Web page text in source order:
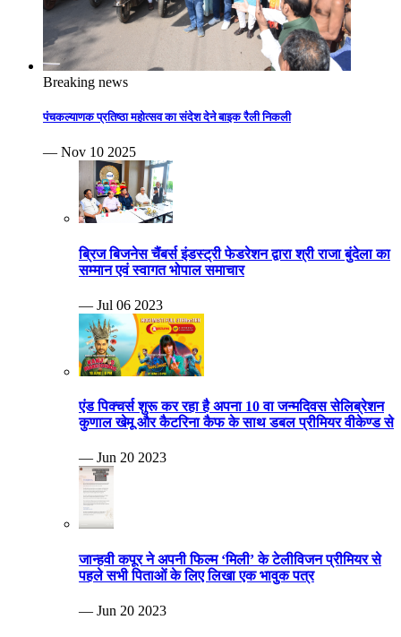
Breaking news
पंचकल्याणक प्रतिष्ठा महोत्सव का संदेश देने बाइक रैली निकली
— Nov 10 2025
ब्रिज बिजनेस चैंबर्स इंडस्ट्री फेडरेशन द्वारा श्री राजा बुंदेला का
सम्मान एवं स्वागत भोपाल समाचार
— Jul 06 2023
एंड पिक्चर्स शुरू कर रहा है अपना 10 वा जन्मदिवस सेलिब्रेशन
कुणाल खेमू और कैटरिना कैफ के साथ डबल प्रीमियर वीकेण्ड से
— Jun 20 2023
जान्हवी कपूर ने अपनी फिल्म ‘मिली’ के टेलीविजन प्रीमियर से
पहले सभी पिताओं के लिए लिखा एक भावुक पत्र
— Jun 20 2023